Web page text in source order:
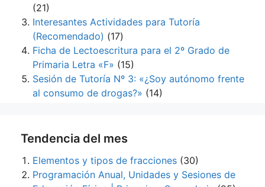
(21)
Interesantes Actividades para Tutoría
(Recomendado) (17)
Ficha de Lectoescritura para el 2º Grado de
Primaria Letra «F» (15)
Sesión de Tutoría Nº 3: «¿Soy autónomo frente
al consumo de drogas?» (14)
Tendencia del mes
Elementos y tipos de fracciones (30)
Programación Anual, Unidades y Sesiones de